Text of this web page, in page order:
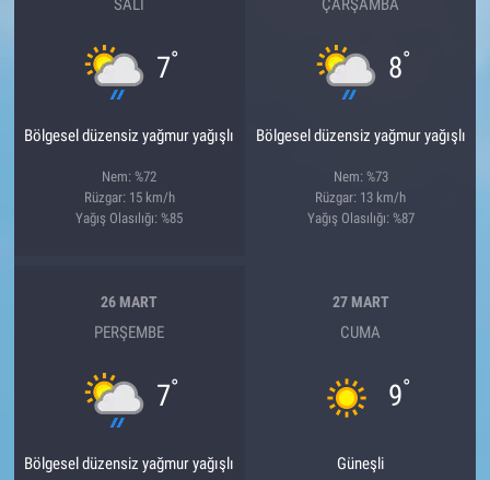
SALI
7°
Bölgesel düzensiz yağmur yağışlı
Nem: %72
Rüzgar: 15 km/h
Yağış Olasılığı: %85
ÇARŞAMBA
8°
Bölgesel düzensiz yağmur yağışlı
Nem: %73
Rüzgar: 13 km/h
Yağış Olasılığı: %87
26 MART
PERŞEMBE
7°
Bölgesel düzensiz yağmur yağışlı
27 MART
CUMA
9°
Güneşli